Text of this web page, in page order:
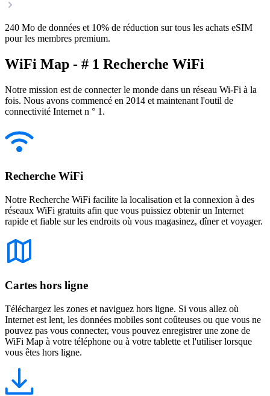
240 Mo de données et 10% de réduction sur tous les achats eSIM
pour les membres premium.
WiFi Map - # 1 Recherche WiFi
Notre mission est de connecter le monde dans un réseau Wi-Fi à la
fois. Nous avons commencé en 2014 et maintenant l'outil de
connectivité Internet n ° 1.
Recherche WiFi
Notre Recherche WiFi facilite la localisation et la connexion à des
réseaux WiFi gratuits afin que vous puissiez obtenir un Internet
rapide et fiable sur les endroits où vous magasinez, dîner et voyager.
Cartes hors ligne
Téléchargez les zones et naviguez hors ligne. Si vous allez où
Internet est lent, les données mobiles sont coûteuses ou que vous ne
pouvez pas vous connecter, vous pouvez enregistrer une zone de
WiFi Map à votre téléphone ou à votre tablette et l'utiliser lorsque
vous êtes hors ligne.